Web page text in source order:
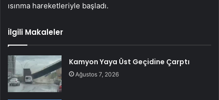
ısınma hareketleriyle başladı.
İlgili Makaleler
Kamyon Yaya Üst Geçidine Çarptı
Ağustos 7, 2026